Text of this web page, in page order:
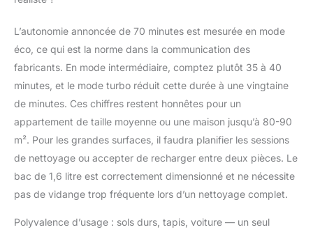
nettoyage. Si des anomalies se produisent,
les alarmes vous rappellent d'effectuer
l'entretien de la machine. Tout le monde
peut profiter du confort et du plaisir du
nettoyage intelligent ! Service autonome et
sans soucis : grâce à sa conception
autoportante, vous pouvez appuyer sur le
bouton de pause de nettoyage à tout
moment et vous n’aurez pas à vous
soucier que l’aspirateur tombe lorsque
vous le placez quelque part. Doté d'un
tube télescopique réglable pour répondre
tailles. Shopping sans soucis, service sans
L’autonomie annoncée de 70 minutes est mesurée en mode
éco, ce qui est la norme dans la communication des
fabricants. En mode intermédiaire, comptez plutôt 35 à 40
minutes, et le mode turbo réduit cette durée à une vingtaine
de minutes. Ces chiffres restent honnêtes pour un
appartement de taille moyenne ou une maison jusqu’à 80-90
m². Pour les grandes surfaces, il faudra planifier les sessions
de nettoyage ou accepter de recharger entre deux pièces. Le
bac de 1,6 litre est correctement dimensionné et ne nécessite
pas de vidange trop fréquente lors d’un nettoyage complet.
Polyvalence d’usage : sols durs, tapis, voiture — un seul